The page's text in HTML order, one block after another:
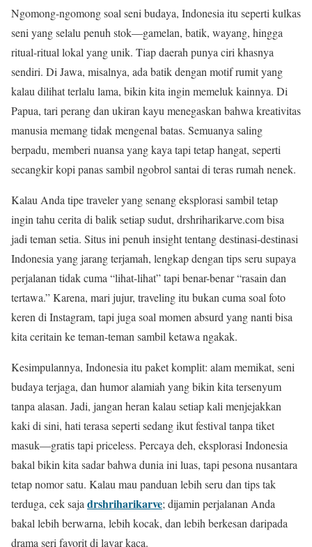
Ngomong-ngomong soal seni budaya, Indonesia itu seperti kulkas
seni yang selalu penuh stok—gamelan, batik, wayang, hingga
ritual-ritual lokal yang unik. Tiap daerah punya ciri khasnya
sendiri. Di Jawa, misalnya, ada batik dengan motif rumit yang
kalau dilihat terlalu lama, bikin kita ingin memeluk kainnya. Di
Papua, tari perang dan ukiran kayu menegaskan bahwa kreativitas
manusia memang tidak mengenal batas. Semuanya saling
berpadu, memberi nuansa yang kaya tapi tetap hangat, seperti
secangkir kopi panas sambil ngobrol santai di teras rumah nenek.
Kalau Anda tipe traveler yang senang eksplorasi sambil tetap
ingin tahu cerita di balik setiap sudut, drshriharikarve.com bisa
jadi teman setia. Situs ini penuh insight tentang destinasi-destinasi
Indonesia yang jarang terjamah, lengkap dengan tips seru supaya
perjalanan tidak cuma “lihat-lihat” tapi benar-benar “rasain dan
tertawa.” Karena, mari jujur, traveling itu bukan cuma soal foto
keren di Instagram, tapi juga soal momen absurd yang nanti bisa
kita ceritain ke teman-teman sambil ketawa ngakak.
Kesimpulannya, Indonesia itu paket komplit: alam memikat, seni
budaya terjaga, dan humor alamiah yang bikin kita tersenyum
tanpa alasan. Jadi, jangan heran kalau setiap kali menjejakkan
kaki di sini, hati terasa seperti sedang ikut festival tanpa tiket
masuk—gratis tapi priceless. Percaya deh, eksplorasi Indonesia
bakal bikin kita sadar bahwa dunia ini luas, tapi pesona nusantara
tetap nomor satu. Kalau mau panduan lebih seru dan tips tak
terduga, cek saja drshriharikarve; dijamin perjalanan Anda
bakal lebih berwarna, lebih kocak, dan lebih berkesan daripada
drama seri favorit di layar kaca.